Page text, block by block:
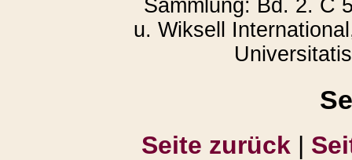
Sammlung: Bd. 2. C
u. Wiksell
Seite zurück |